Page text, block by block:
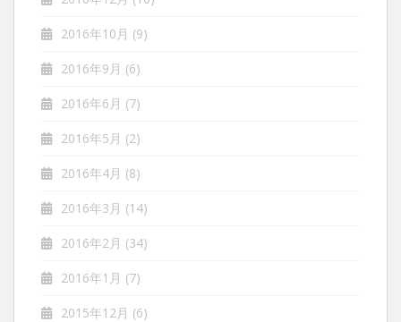
2016年10月 (9)
2016年9月 (6)
2016年6月 (7)
2016年5月 (2)
2016年4月 (8)
2016年3月 (14)
2016年2月 (34)
2016年1月 (7)
2015年12月 (6)